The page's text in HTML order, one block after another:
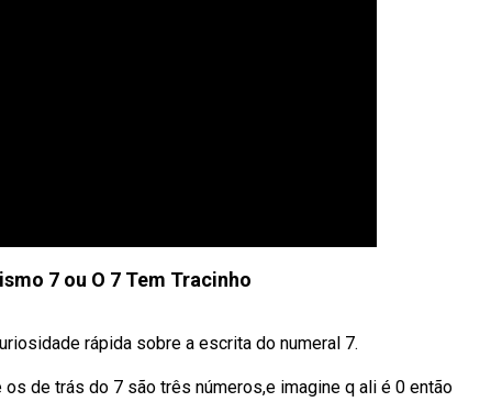
7 ou O 7 Tem Tracinho
rápida sobre a escrita do numeral 7.
de trás do 7 são três números,e imagine q ali é 0 então